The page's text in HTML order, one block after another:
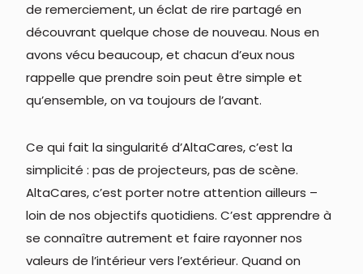
de remerciement, un éclat de rire partagé en
découvrant quelque chose de nouveau. Nous en
avons vécu beaucoup, et chacun d’eux nous
rappelle que prendre soin peut être simple et
qu’ensemble, on va toujours de l’avant.
Ce qui fait la singularité d’AltaCares, c’est la
simplicité : pas de projecteurs, pas de scène.
AltaCares, c’est porter notre attention ailleurs –
loin de nos objectifs quotidiens. C’est apprendre à
se connaître autrement et faire rayonner nos
valeurs de l’intérieur vers l’extérieur. Quand on